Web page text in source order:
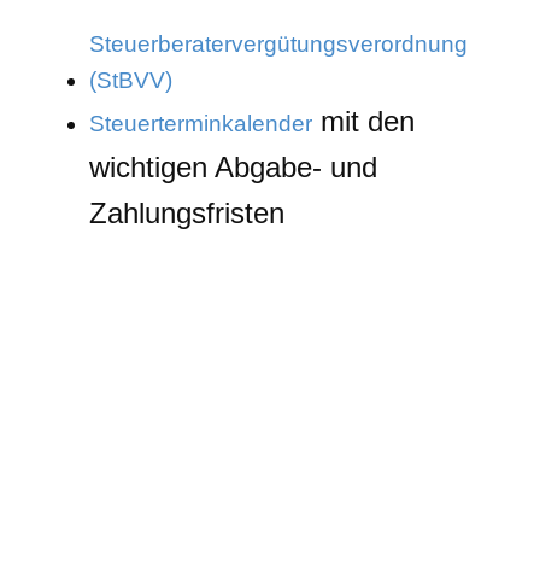
Steuerberatervergütungsverordnung
(StBVV)
Steuerterminkalender mit den
wichtigen Abgabe- und
Zahlungsfristen